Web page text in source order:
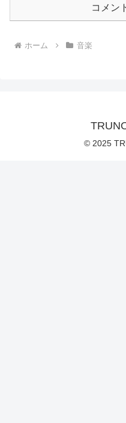
コメン
ホーム 音楽
© 2025